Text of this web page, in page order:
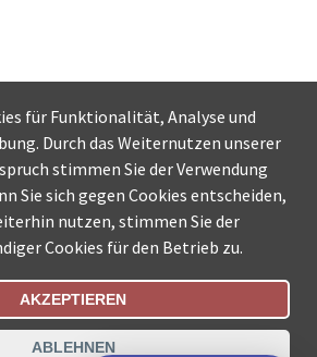
Ämtersuche der Schweiz
für Funktionalität, Analyse und
Durch das Weiternutzen unserer
stimmen Sie der Verwendung
Sie sich gegen Cookies entscheiden,
nutzen, stimmen Sie der
Cookies für den Betrieb zu.
AKZEPTIEREN
ABLEHNEN